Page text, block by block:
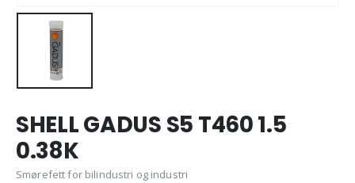
SHELL GADUS S5 T460 1.5
0.38K
Smørefett for bilindustri og industri